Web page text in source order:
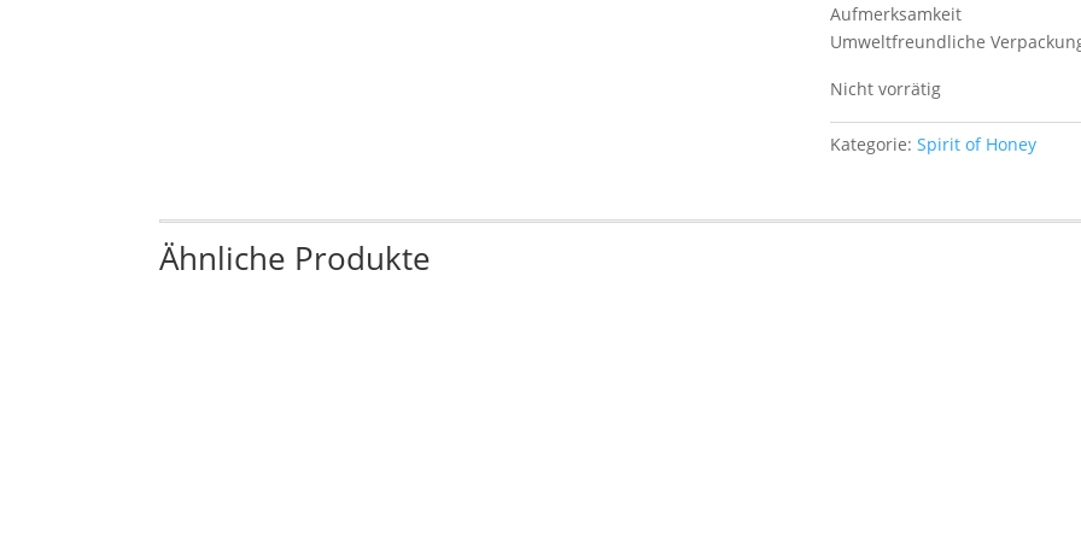
Aufmerksamkeit
Umweltfreundliche
Nicht vorrätig
Kategorie:Spirit of Honey
Ähnliche Produkte